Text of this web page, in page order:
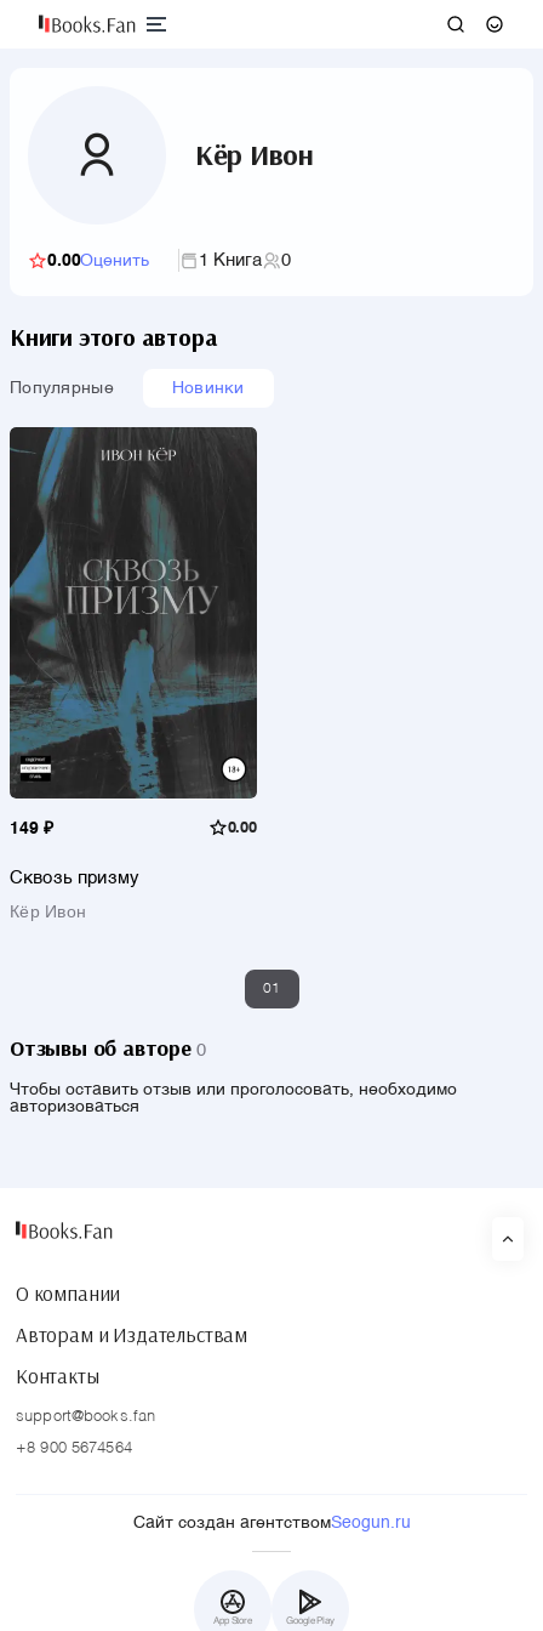
Кёр Ивон
0.00Оценить 1 Книга 0
Книги этого автора
Популярные Новинки
149 ₽ 0.00
Сквозь призму
Кёр Ивон
01
Отзывы об авторе 0
Чтобы оставить отзыв или проголосовать, необходимо
авторизоваться
О компании
Авторам и Издательствам
Контакты
support@books.fan
+8 900 5674564
Сайт создан агентствомSeogun.ru
App Store Google Play